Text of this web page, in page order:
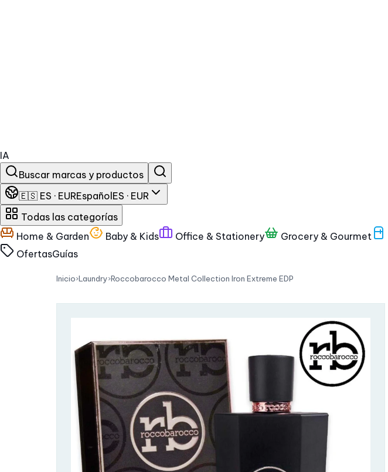
IA
Buscar marcas y productos
🇪🇸 ES · EUREspañol ES · EUR
Todas las categorías
Home & Garden
Baby & Kids Office & Stationery Grocery & Gourmet
OfertasGuías
Inicio›Laundry›Roccobarocco Metal Collection Iron Extreme EDP